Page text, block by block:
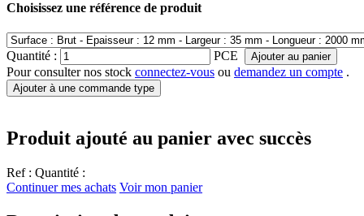
Choisissez une référence de produit
Quantité : PCE Ajouter au panier
Pour consulter nos stock connectez-vous ou demandez un compte .
Ajouter à une commande type
Produit ajouté au panier avec succès
Ref : Quantité :
Continuer mes achats Voir mon panier